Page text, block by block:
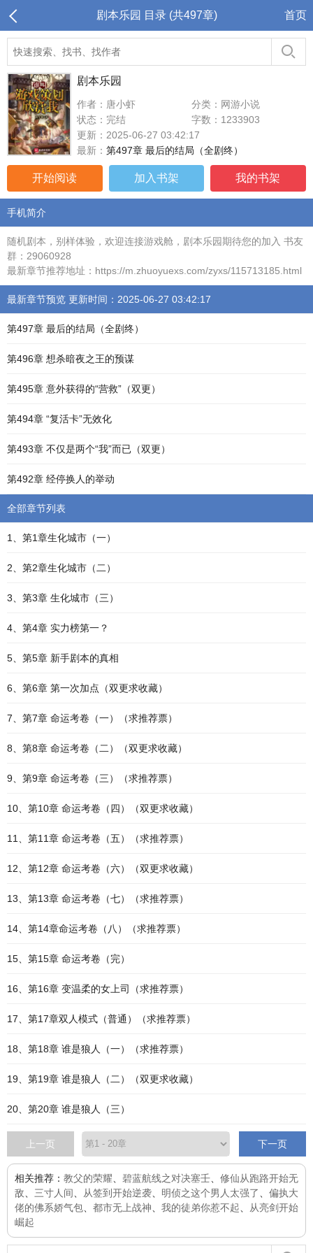
剧本乐园 目录 (共497章) 首页
剧本乐园
作者：唐小虾
分类：网游小说
状态：完结
字数：1233903
更新：2025-06-27 03:42:17
最新： 第497章 最后的结局（全剧终）
开始阅读 加入书架 我的书架
手机简介
随机剧本，别样体验，欢迎连接游戏舱，剧本乐园期待您的加入 书友
群：29060928
最新章节推荐地址：https://m.zhuoyuexs.com/zyxs/115713185.html
最新章节预览 更新时间：2025-06-27 03:42:17
第497章 最后的结局（全剧终）
第496章 想杀暗夜之王的预谋
第495章 意外获得的“营救”（双更）
第494章 “复活卡”无效化
第493章 不仅是两个“我”而已（双更）
第492章 经停换人的举动
全部章节列表
1、第1章生化城市（一）
2、第2章生化城市（二）
3、第3章 生化城市（三）
4、第4章 实力榜第一？
5、第5章 新手剧本的真相
6、第6章 第一次加点（双更求收藏）
7、第7章 命运考卷（一）（求推荐票）
8、第8章 命运考卷（二）（双更求收藏）
9、第9章 命运考卷（三）（求推荐票）
10、第10章 命运考卷（四）（双更求收藏）
11、第11章 命运考卷（五）（求推荐票）
12、第12章 命运考卷（六）（双更求收藏）
13、第13章 命运考卷（七）（求推荐票）
14、第14章命运考卷（八）（求推荐票）
15、第15章 命运考卷（完）
16、第16章 变温柔的女上司（求推荐票）
17、第17章双人模式（普通）（求推荐票）
18、第18章 谁是狼人（一）（求推荐票）
19、第19章 谁是狼人（二）（双更求收藏）
20、第20章 谁是狼人（三）
上一页 下一页
相关推荐： 教父的荣耀 碧蓝航线之对决塞壬
修仙从跑路开始无
敌
三寸人间 从签到开始逆袭 明侦之这个男人太强了
偏执大
佬的佛系娇气包
都市无上战神 我的徒弟你惹不起
从亮剑开始
崛起